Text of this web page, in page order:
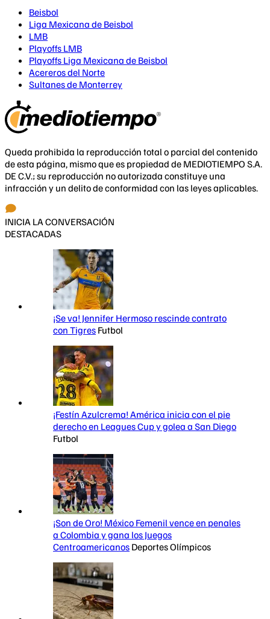
Beisbol
Liga Mexicana de Beisbol
LMB
Playoffs LMB
Playoffs Liga Mexicana de Beisbol
Acereros del Norte
Sultanes de Monterrey
Queda prohibida la reproducción total o parcial del contenido
de esta página, mismo que es propiedad de MEDIOTIEMPO S.A.
DE C.V.; su reproducción no autorizada constituye una
infracción y un delito de conformidad con las leyes aplicables.
INICIA LA CONVERSACIÓN
DESTACADAS
¡Se va! Jennifer Hermoso rescinde contrato
con Tigres Futbol
¡Festín Azulcrema! América inicia con el pie
derecho en Leagues Cup y golea a San Diego
Futbol
¡Son de Oro! México Femenil vence en penales
a Colombia y gana los Juegos
Centroamericanos Deportes Olímpicos